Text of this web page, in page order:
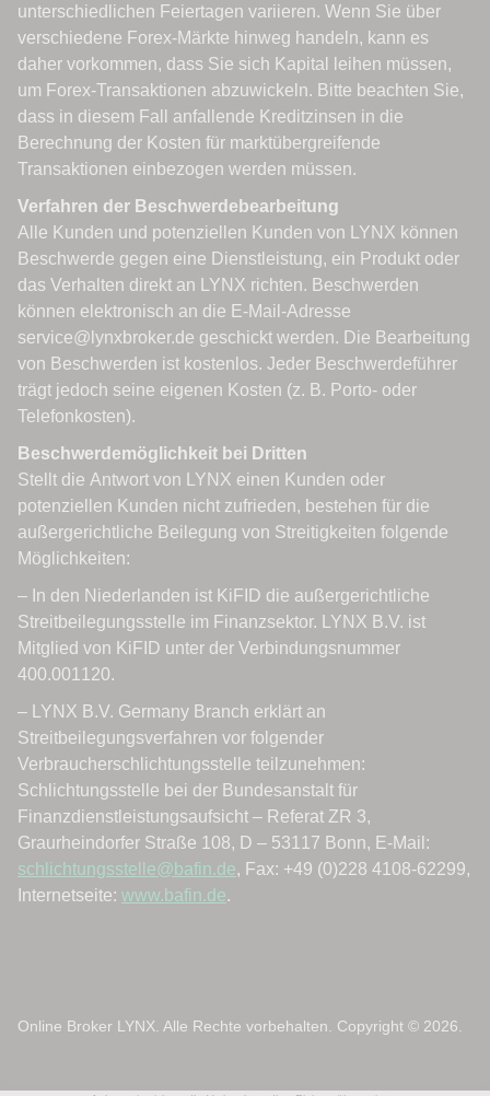
Online Broker LYNX. Alle Rechte vorbehalten. Copyright © 2026.